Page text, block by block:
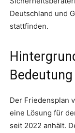
Deutschland und
stattfinden.
Bedeutung
Der Friedensplan
eine Lösung für
seit 2022 anhält.